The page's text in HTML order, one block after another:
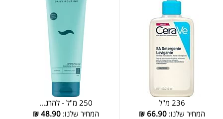
236 מ"ל
המחיר שלנו:66.90
₪
250 מ"ל - להרג...
המחיר שלנו: 48.90
₪